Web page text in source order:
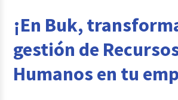
¡En Buk,
gestión de
Humanos en tu